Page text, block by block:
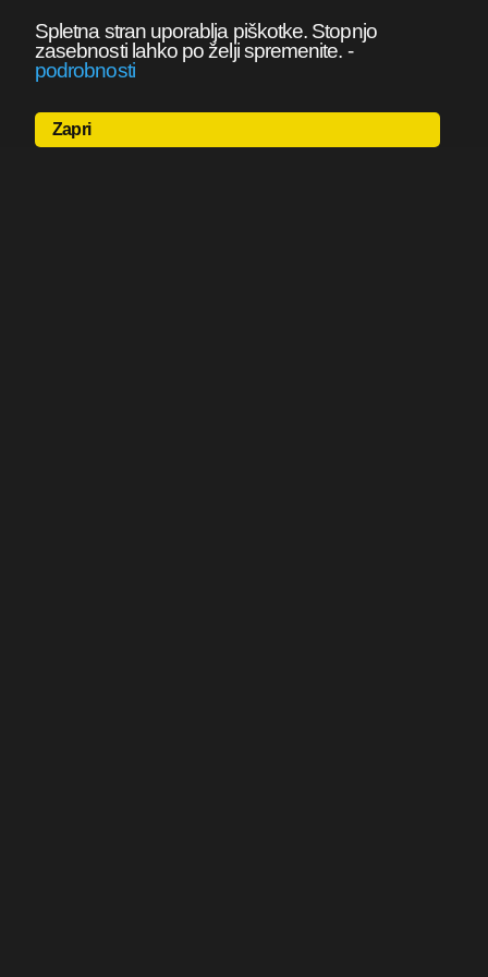
Spletna stran uporablja piškotke. Stopnjo
zasebnosti lahko po želji spremenite. -
podrobnosti
Zapri